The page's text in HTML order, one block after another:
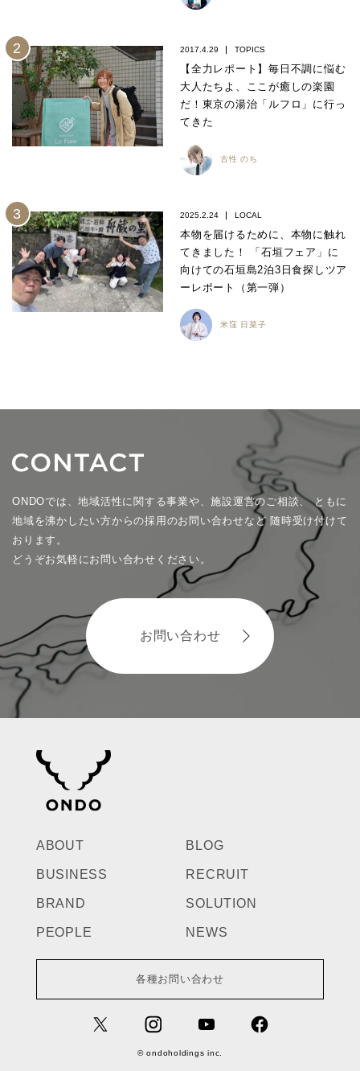
2017.4.29 TOPICS
【全力レポート】毎日不調に悩む
大人たちよ、ここが癒しの楽園
だ！東京の湯治「ルフロ」に行っ
てきた
古性 のち
2025.2.24 LOCAL
本物を届けるために、本物に触れ
てきました！ 「石垣フェア」に
向けての石垣島2泊3日食探しツア
ーレポート（第一弾）
米窪 日菜子
ONDOでは、地域活性に関する事業や、施設運営のご相談、ともに
地域を沸かしたい方からの採用のお問い合わせなど 随時受け付けて
おります。
どうぞお気軽にお問い合わせください。
お問い合わせ
ABOUT
BUSINESS
BRAND
PEOPLE
BLOG
RECRUIT
SOLUTION
NEWS
各種お問い合わせ
© ondoholdings inc.